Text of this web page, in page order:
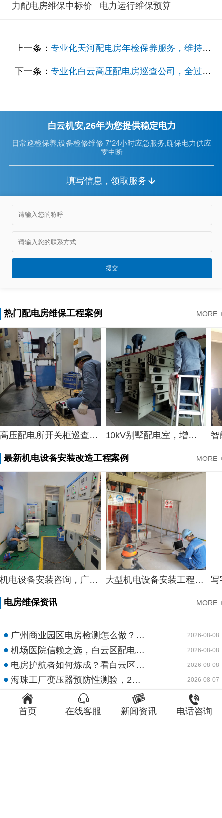
力配电房维保中标价
电力运行维保预算
上一条： 专业化天河配电房年检保养服务，维持公司运营
下一条： 专业化白云高压配电房巡查公司，全过程尽心服务记录
白云机安,26年为您提供稳定电力
日常巡检保养,设备检修维修 7*24小时应急服务,确保电力供应
零中断
填写信息，领取服务
热门配电房维保工程案例 MORE
高压配电所开关柜巡查规范，黄埔区钻井作业规范化配电所维护服务案例 10kV别墅配电室，增城10kV配电室维护服务案例
最新机电设备安装改造工程案例 MORE
机电设备安装咨询，广州市网络数据中心光纤和网络机柜安装案例 大型机电设备安装工程队伍，专业中心智能机电设备安装服务案例
电房维保资讯 MORE
广州商业园区电房检测怎么做？预防性试验守护电力安全 2026-08-08
机场医院信赖之选，白云区配电室托管公司护航高频稳定用电 2026-08-08
电房护航者如何炼成？看白云区10kv配电房维保公司如何守护商业园区与地标脉搏 2026-08-08
海珠工厂变压器预防性测验，24小时生产不断电的守护神 2026-08-07
海珠医院配电房守护者：高压预防性试验如何规避呼吸机停摆风险 2026-08-07
大型工厂电房检测，预防性试验护航24h连续生产 2026-08-07

首页

在线客服

新闻资讯

电话咨询